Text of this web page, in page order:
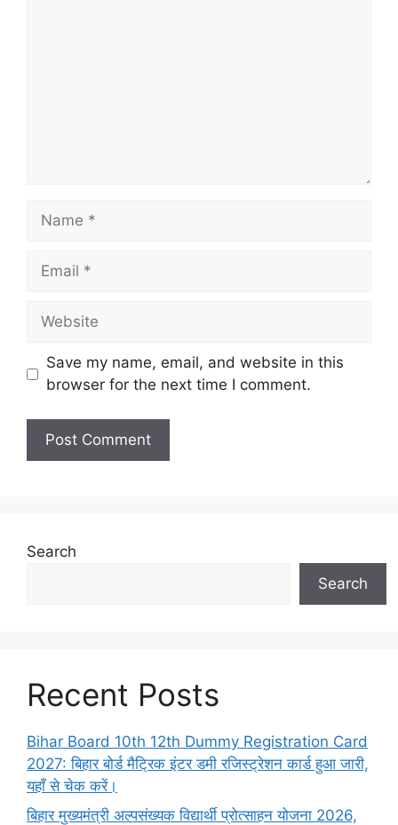
Name
Email
Website
Save my name, email, and website in this
browser for the next time I comment.
Search
Search
Recent Posts
Bihar Board 10th 12th Dummy Registration Card
2027: बिहार बोर्ड मैट्रिक इंटर डमी रजिस्ट्रेशन कार्ड हुआ जारी,
यहाँ से चेक करें।
बिहार मुख्यमंत्री अल्पसंख्यक विद्यार्थी प्रोत्साहन योजना 2026,